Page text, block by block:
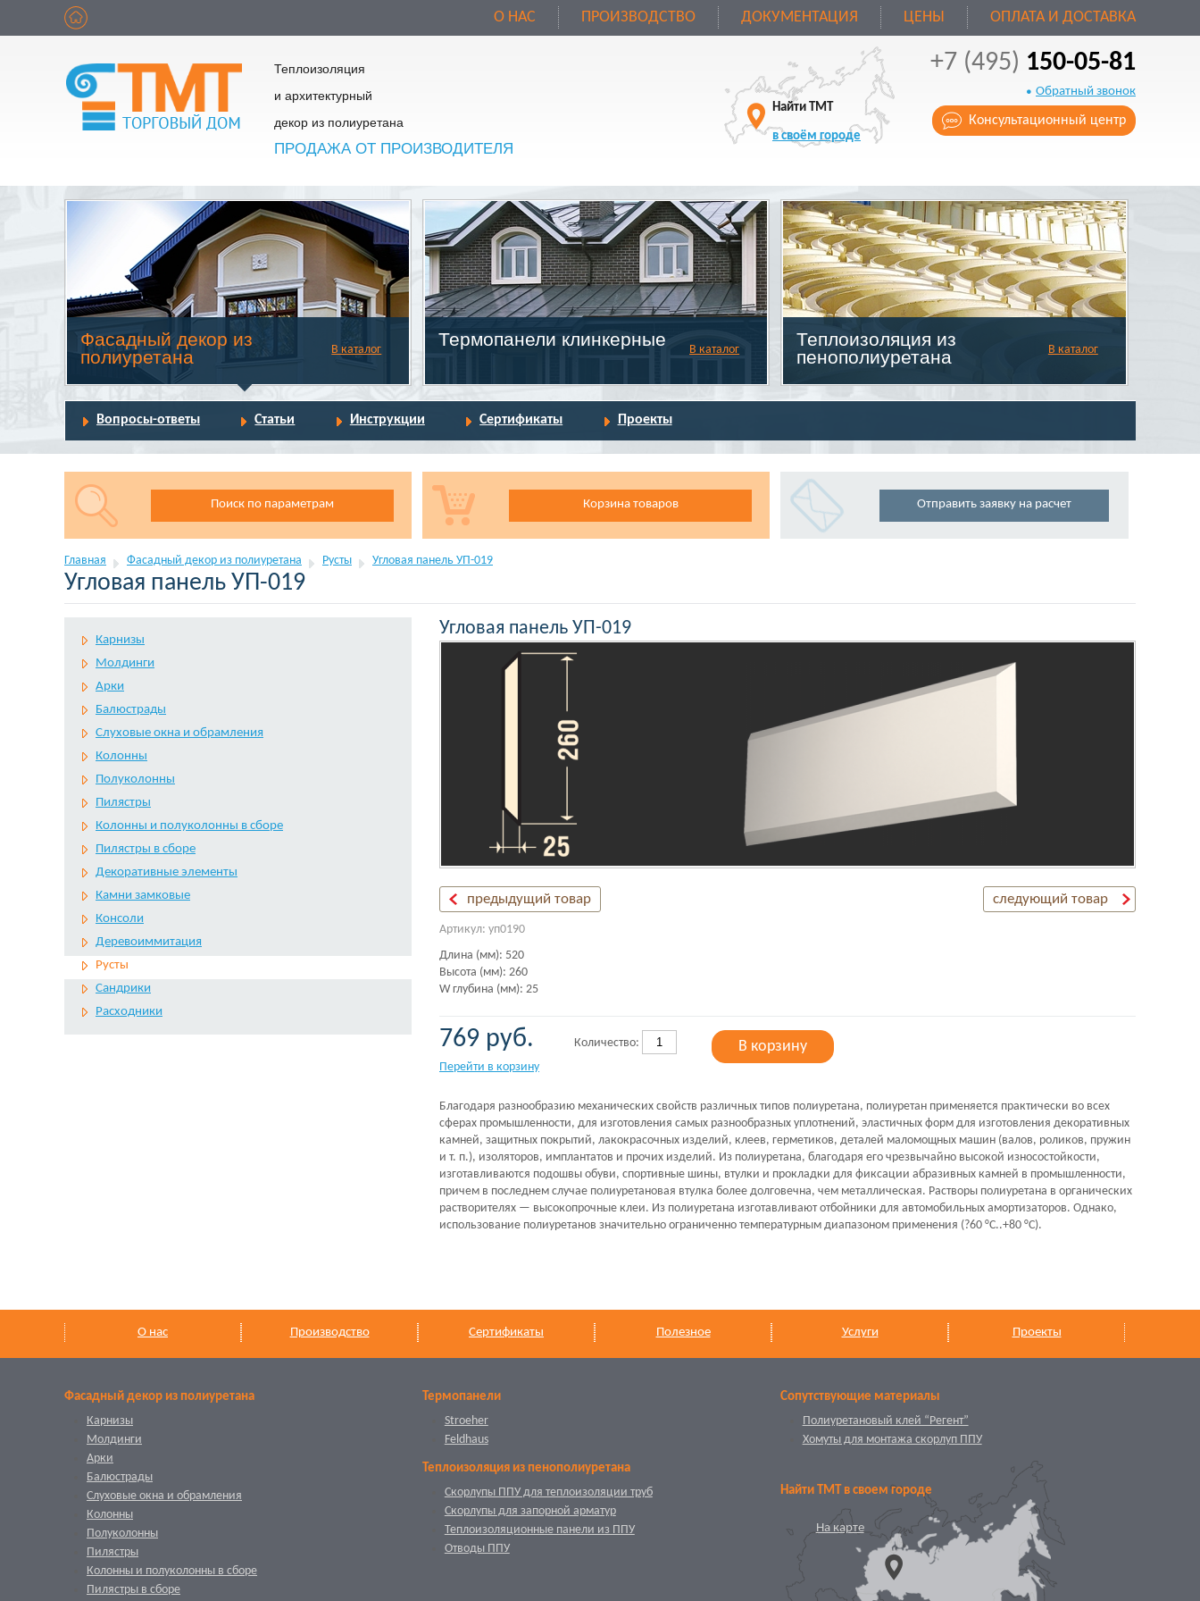
О НАС ПРОИЗВОДСТВО ДОКУМЕНТАЦИЯ ЦЕНЫ ОПЛАТА И ДОСТАВКА
Теплоизоляция
и архитектурный
декор из полиуретана
ПРОДАЖА ОТ ПРОИЗВОДИТЕЛЯ
Найти ТМТ
в своём городе
+7 (495) 150-05-81
Обратный звонок
Консультационный центр
Фасадный декор из
полиуретана
В каталог
Термопанели клинкерные
В каталог
Теплоизоляция из
пенополиуретана
В каталог
Вопросы-ответы Статьи Инструкции Сертификаты Проекты
Поиск по параметрам Корзина товаров Отправить заявку на расчет
Главная Фасадный декор из полиуретана Русты Угловая панель УП-019
Угловая панель УП-019
Карнизы
Молдинги
Арки
Балюстрады
Слуховые окна и обрамления
Колонны
Полуколонны
Пилястры
Колонны и полуколонны в сборе
Пилястры в сборе
Декоративные элементы
Камни замковые
Консоли
Деревоиммитация
Русты
Сандрики
Расходники
Угловая панель УП-019
предыдущий товар следующий товар
Артикул: уп0190
Длина (мм): 520
Высота (мм): 260
W глубина (мм): 25
769 руб.
Перейти в корзину
Количество: В корзину
Благодаря разнообразию механических свойств различных типов полиуретана, полиуретан применяется практически во всех
сферах промышленности, для изготовления самых разнообразных уплотнений, эластичных форм для изготовления декоративных
камней, защитных покрытий, лакокрасочных изделий, клеев, герметиков, деталей маломощных машин (валов, роликов, пружин
и т. п.), изоляторов, имплантатов и прочих изделий. Из полиуретана, благодаря его чрезвычайно высокой износостойкости,
изготавливаются подошвы обуви, спортивные шины, втулки и прокладки для фиксации абразивных камней в промышленности,
причем в последнем случае полиуретановая втулка более долговечна, чем металлическая. Растворы полиуретана в органических
растворителях — высокопрочные клеи. Из полиуретана изготавливают отбойники для автомобильных амортизаторов. Однако,
использование полиуретанов значительно ограниченно температурным диапазоном применения (?60 °С..+80 °С).
О нас Производство Сертификаты Полезное Услуги Проекты
Фасадный декор из полиуретана
Карнизы
Молдинги
Арки
Балюстрады
Слуховые окна и обрамления
Колонны
Полуколонны
Пилястры
Колонны и полуколонны в сборе
Пилястры в сборе
Термопанели
Stroeher
Feldhaus
Теплоизоляция из пенополиуретана
Скорлупы ППУ для теплоизоляции труб
Скорлупы для запорной арматур
Теплоизоляционные панели из ППУ
Отводы ППУ
Сопутствующие материалы
Полиуретановый клей “Регент”
Хомуты для монтажа скорлуп ППУ
Найти ТМТ в своем городе
На карте